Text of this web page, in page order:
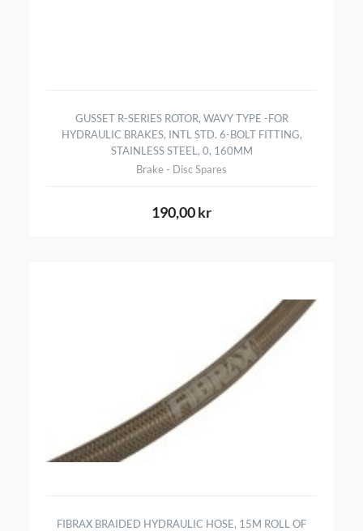
GUSSET R-SERIES ROTOR, WAVY TYPE -FOR
HYDRAULIC BRAKES, INTL STD. 6-BOLT FITTING,
STAINLESS STEEL, 0, 160MM
Brake - Disc Spares
190,00 kr
FIBRAX BRAIDED HYDRAULIC HOSE, 15M ROLL OF